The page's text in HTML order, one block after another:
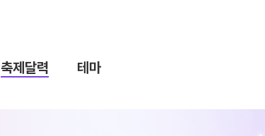
축제달력 테마